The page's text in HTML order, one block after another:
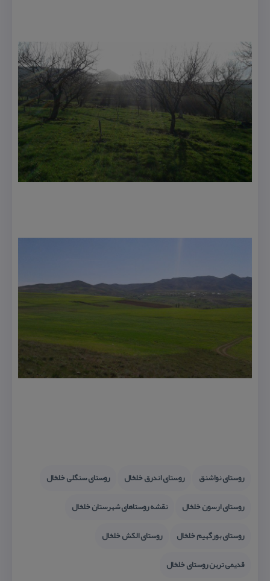
روستای نواشنق روستای اندرق خلخال
روستای سنگلی خلخال
روستای ارسون خلخال
نقشه روستاهای شهرستان خلخال
روستای بورگهیم خلخال
روستای الكش خلخال
قدیمی ترین روستای خلخال